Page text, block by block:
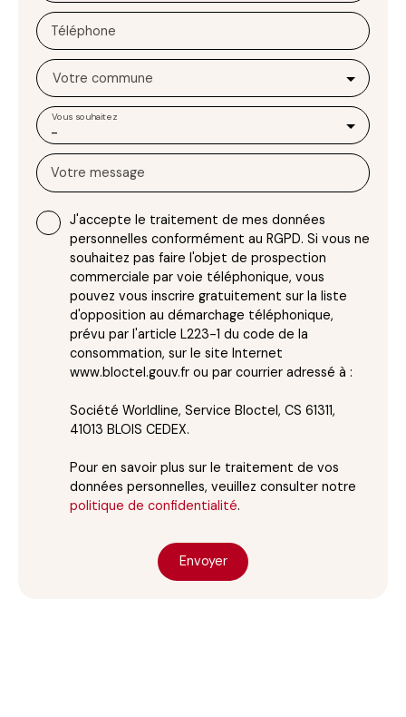
Téléphone
Votre commune
-
Vous souhaitez
Votre message
J'accepte le traitement de mes données
personnelles conformément au RGPD. Si vous ne
souhaitez pas faire l'objet de prospection
commerciale par voie téléphonique, vous
pouvez vous inscrire gratuitement sur la liste
d'opposition au démarchage téléphonique,
prévu par l'article L223-1 du code de la
consommation, sur le site Internet
www.bloctel.gouv.fr ou par courrier adressé à :
Société Worldline, Service Bloctel, CS 61311,
41013 BLOIS CEDEX.
Pour en savoir plus sur le traitement de vos
données personnelles, veuillez consulter notre
politique de confidentialité.
Envoyer